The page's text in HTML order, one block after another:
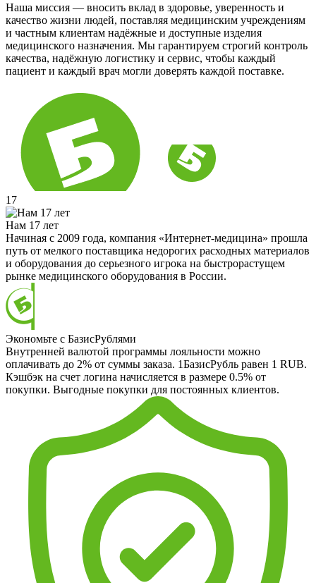
Наша миссия — вносить вклад в здоровье, уверенность и
качество жизни людей, поставляя медицинским учреждениям
и частным клиентам надёжные и доступные изделия
медицинского назначения. Мы гарантируем строгий контроль
качества, надёжную логистику и сервис, чтобы каждый
пациент и каждый врач могли доверять каждой поставке.
17
Нам 17 лет
Начиная с 2009 года, компания «Интернет-медицина» прошла
путь от мелкого поставщика недорогих расходных материалов
и оборудования до серьезного игрока на быстрорастущем
рынке медицинского оборудования в России.
Экономьте с БазисРублями
Внутренней валютой программы лояльности можно
оплачивать до 2% от суммы заказа. 1БазисРубль равен 1 RUB.
Кэшбэк на счет логина начисляется в размере 0.5% от
покупки. Выгодные покупки для постоянных клиентов.